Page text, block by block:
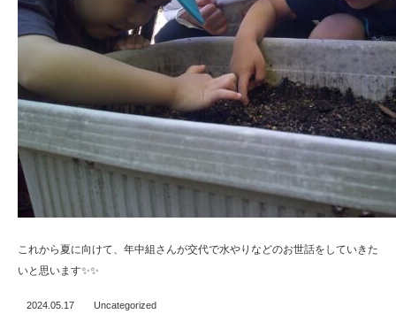
これから夏に向けて、年中組さんが交代で水やりなどのお世話をしていきた
いと思います✨✨
2024.05.17 Uncategorized